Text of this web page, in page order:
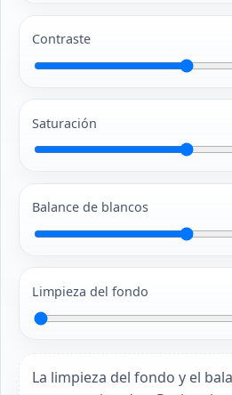
Contraste
Saturación
Balance de blancos
Limpieza del fondo
La limpieza del fondo y el